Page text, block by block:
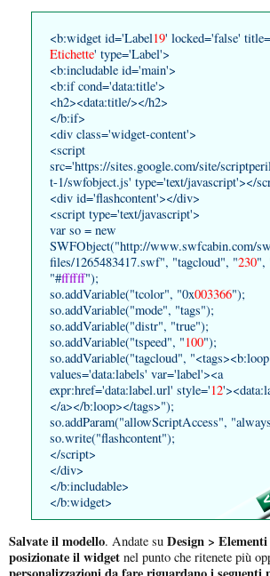
<b:widget id='Label19' locked='false'
Etichette' type='Label'>
<b:includable id='main'>
<b:if cond='data:title'>
<h2><data:title/></h2>
</b:if>
<div class='widget-content'>
<script
src='https://sites.google.com/site/
t-1/swfobject.js' type='text/javascript'></
<div id='flashcontent'></div>
<script type='text/javascript'>
var so = new
SWFObject("http://www.swfcabin.com/
files/1265483417.swf", "tagcloud", "230",
"#ffffff");
so.addVariable("tcolor", "0x003366");
so.addVariable("mode", "tags");
so.addVariable("distr", "true");
so.addVariable("tspeed", "100");
so.addVariable("tagcloud", "<tags><b:loop
values='data:labels' var='label'><a
expr:href='data:label.url' style='12
</a></b:loop></tags>");
so.addParam("allowScriptAccess",
so.write("flashcontent");
</script>
</div>
</b:includable>
</b:widget>
Salvate il modello. Andate su Design >
posizionate il widget nel punto che ritenete più